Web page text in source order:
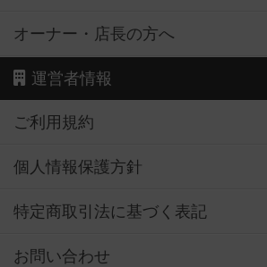
オーナー・店長の方へ
運営者情報
ご利用規約
個人情報保護方針
特定商取引法に基づく表記
お問い合わせ